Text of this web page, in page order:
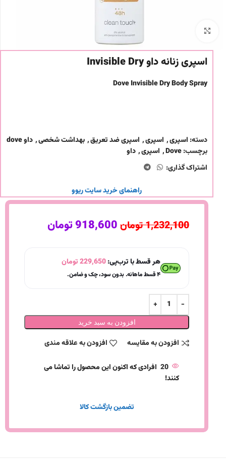
اسپری زنانه داو Invisible Dry
Dove Invisible Dry Body Spray
دسته: اسپری, اسپری, اسپری ضد تعریق, بهداشت شخصی, داو dove
برچسب:Dove
, اسپری, داو
اشتراک گذاری:
راهنمای خرید سایت ریوو
1,232,100تومان 918,600تومان
هر قسط با ترب‌پی:229,650تومان
۴ قسط ماهانه. بدون سود، چک و ضامن.
افزودن به سبد خرید
افزودن به مقایسه افزودن به علاقه مندی
20 افرادی که اکنون این محصول را تماشا می
کنند!
تضمین بازگشت کالا